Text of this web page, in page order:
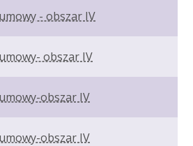
- obszar IV
obszar IV
obszar IV
obszar IV